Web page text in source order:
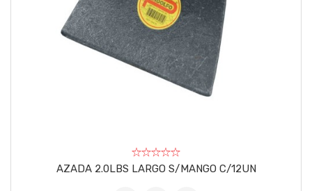
AZADA 2.0LBS LARGO S/MANGO C/12UN